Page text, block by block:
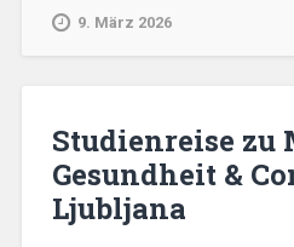
9. März 2026
Studienreise zu
Gesundheit &
Ljubljana